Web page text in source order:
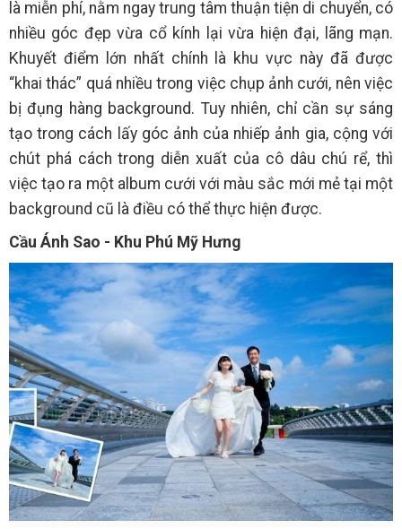
là miễn phí, nằm ngay trung tâm thuận tiện di chuyển, có
nhiều góc đẹp vừa cổ kính lại vừa hiện đại, lãng mạn.
Khuyết điểm lớn nhất chính là khu vực này đã được
“khai thác” quá nhiều trong việc chụp ảnh cưới, nên việc
bị đụng hàng background. Tuy nhiên, chỉ cần sự sáng
tạo trong cách lấy góc ảnh của nhiếp ảnh gia, cộng với
chút phá cách trong diễn xuất của cô dâu chú rể, thì
việc tạo ra một album cưới với màu sắc mới mẻ tại một
background cũ là điều có thể thực hiện được.
Cầu Ánh Sao - Khu Phú Mỹ Hưng